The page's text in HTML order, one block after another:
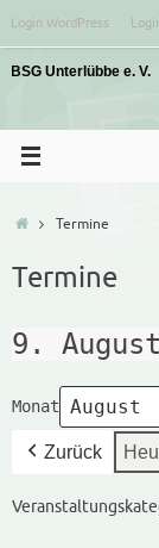
springen
Login WordPress
StartTermine
Termine
9.
Monat
Zurück